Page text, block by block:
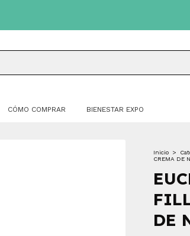
CÓMO COMPRAR BIENESTAR EXPO
Inicio >
CREMA DE
DE